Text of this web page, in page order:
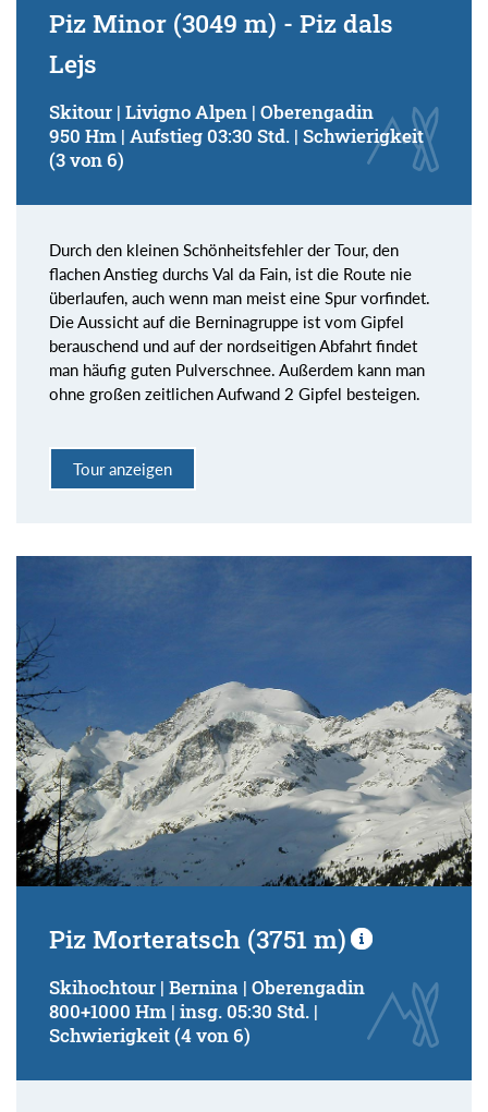
Piz Minor (3049 m) - Piz dals
Lejs
Skitour | Livigno Alpen | Oberengadin
950 Hm | Aufstieg 03:30 Std. | Schwierigkeit
(3 von 6)
Durch den kleinen Schönheitsfehler der Tour, den
flachen Anstieg durchs Val da Fain, ist die Route nie
überlaufen, auch wenn man meist eine Spur vorfindet.
Die Aussicht auf die Berninagruppe ist vom Gipfel
berauschend und auf der nordseitigen Abfahrt findet
man häufig guten Pulverschnee. Außerdem kann man
ohne großen zeitlichen Aufwand 2 Gipfel besteigen.
Tour anzeigen
Piz Morteratsch (3751 m)
Skihochtour | Bernina | Oberengadin
800+1000 Hm | insg. 05:30 Std. |
Schwierigkeit (4 von 6)